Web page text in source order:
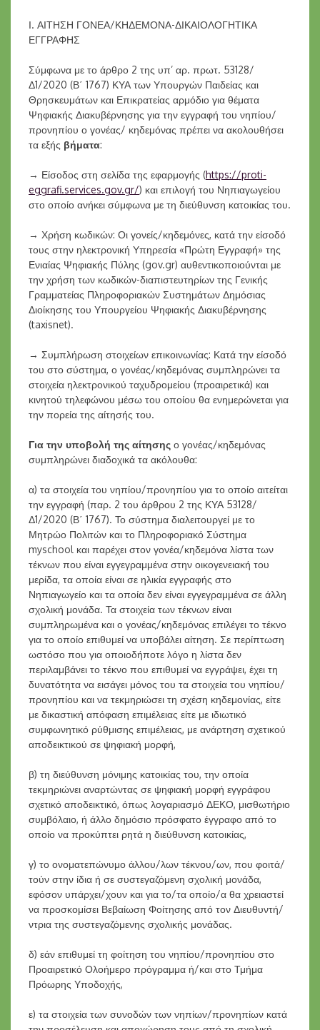
Ι. ΑΙΤΗΣΗ ΓΟΝΕΑ/ΚΗΔΕΜΟΝΑ-ΔΙΚΑΙΟΛΟΓΗΤΙΚΑ
ΕΓΓΡΑΦΗΣ
Σύμφωνα με το άρθρο 2 της υπ’ αρ. πρωτ. 53128/
Δ1/2020 (Β΄ 1767) ΚΥΑ των Υπουργών Παιδείας και
Θρησκευμάτων και Επικρατείας αρμόδιο για θέματα
Ψηφιακής Διακυβέρνησης για την εγγραφή του νηπίου/
προνηπίου ο γονέας/ κηδεμόνας πρέπει να ακολουθήσει
τα εξής βήματα:
→ Είσοδος στη σελίδα της εφαρμογής (https://proti-
eggrafi.services.gov.gr/) και επιλογή του Νηπιαγωγείου
στο οποίο ανήκει σύμφωνα με τη διεύθυνση κατοικίας του.
→ Χρήση κωδικών: Οι γονείς/κηδεμόνες, κατά την είσοδό
τους στην ηλεκτρονική Υπηρεσία «Πρώτη Εγγραφή» της
Ενιαίας Ψηφιακής Πύλης (gov.gr) αυθεντικοποιούνται με
την χρήση των κωδικών-διαπιστευτηρίων της Γενικής
Γραμματείας Πληροφοριακών Συστημάτων Δημόσιας
Διοίκησης του Υπουργείου Ψηφιακής Διακυβέρνησης
(taxisnet).
→ Συμπλήρωση στοιχείων επικοινωνίας: Κατά την είσοδό
του στο σύστημα, ο γονέας/κηδεμόνας συμπληρώνει τα
στοιχεία ηλεκτρονικού ταχυδρομείου (προαιρετικά) και
κινητού τηλεφώνου μέσω του οποίου θα ενημερώνεται για
την πορεία της αίτησής του.
Για την υποβολή της αίτησης ο γονέας/κηδεμόνας
συμπληρώνει διαδοχικά τα ακόλουθα:
α) τα στοιχεία του νηπίου/προνηπίου για το οποίο αιτείται
την εγγραφή (παρ. 2 του άρθρου 2 της ΚΥΑ 53128/
Δ1/2020 (Β΄ 1767). Το σύστημα διαλειτουργεί με το
Μητρώο Πολιτών και το Πληροφοριακό Σύστημα
myschool και παρέχει στον γονέα/κηδεμόνα λίστα των
τέκνων που είναι εγγεγραμμένα στην οικογενειακή του
μερίδα, τα οποία είναι σε ηλικία εγγραφής στο
Νηπιαγωγείο και τα οποία δεν είναι εγγεγραμμένα σε άλλη
σχολική μονάδα. Τα στοιχεία των τέκνων είναι
συμπληρωμένα και ο γονέας/κηδεμόνας επιλέγει το τέκνο
για το οποίο επιθυμεί να υποβάλει αίτηση. Σε περίπτωση
ωστόσο που για οποιοδήποτε λόγο η λίστα δεν
περιλαμβάνει το τέκνο που επιθυμεί να εγγράψει, έχει τη
δυνατότητα να εισάγει μόνος του τα στοιχεία του νηπίου/
προνηπίου και να τεκμηριώσει τη σχέση κηδεμονίας, είτε
με δικαστική απόφαση επιμέλειας είτε με ιδιωτικό
συμφωνητικό ρύθμισης επιμέλειας, με ανάρτηση σχετικού
αποδεικτικού σε ψηφιακή μορφή,
β) τη διεύθυνση μόνιμης κατοικίας του, την οποία
τεκμηριώνει αναρτώντας σε ψηφιακή μορφή εγγράφου
σχετικό αποδεικτικό, όπως λογαριασμό ΔΕΚΟ, μισθωτήριο
συμβόλαιο, ή άλλο δημόσιο πρόσφατο έγγραφο από το
οποίο να προκύπτει ρητά η διεύθυνση κατοικίας,
γ) το ονοματεπώνυμο άλλου/λων τέκνου/ων, που φοιτά/
τούν στην ίδια ή σε συστεγαζόμενη σχολική μονάδα,
εφόσον υπάρχει/χουν και για το/τα οποίο/α θα χρειαστεί
να προσκομίσει Βεβαίωση Φοίτησης από τον Διευθυντή/
ντρια της συστεγαζόμενης σχολικής μονάδας.
δ) εάν επιθυμεί τη φοίτηση του νηπίου/προνηπίου στο
Προαιρετικό Ολοήμερο πρόγραμμα ή/και στο Τμήμα
Πρόωρης Υποδοχής,
ε) τα στοιχεία των συνοδών των νηπίων/προνηπίων κατά